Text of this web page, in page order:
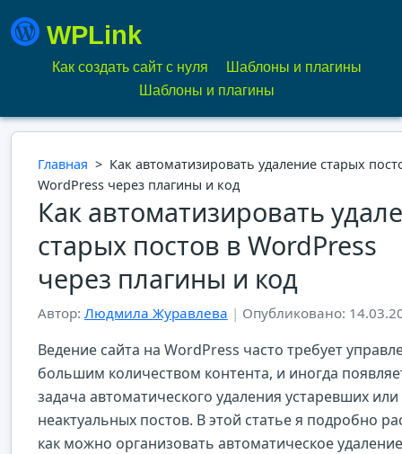
WPLink
Как создать сайт с нуля
Шаблоны и плагины
Шаблоны и плагины
Главная > Как автоматизировать удаление старых
WordPress через плагины и код
Как автоматизировать
старых постов в WordPress
через плагины и код
Автор: Людмила Журавлева | Опубликовано:
Ведение сайта на WordPress часто требует
большим количеством контента, и иногда
задача автоматического удаления устаревших или
неактуальных постов. В этой статье я подробно
как можно организовать автоматическое удаление